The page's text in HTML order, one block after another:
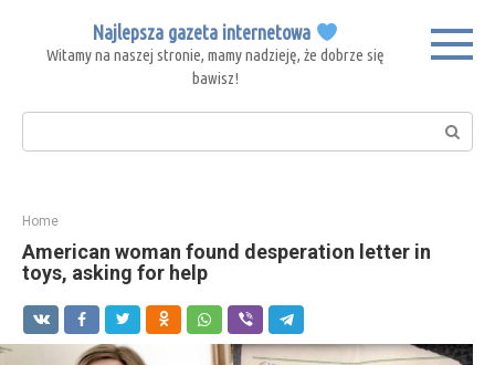
content
Najlepsza gazeta internetowa
Witamy na naszej stronie, mamy nadzieję, że dobrze się
bawisz!
Search:
Home
American woman found desperation letter in
toys, asking for help